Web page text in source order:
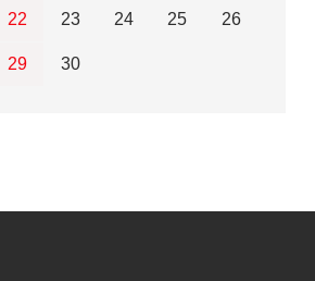
22 23 24 25 26
29 30